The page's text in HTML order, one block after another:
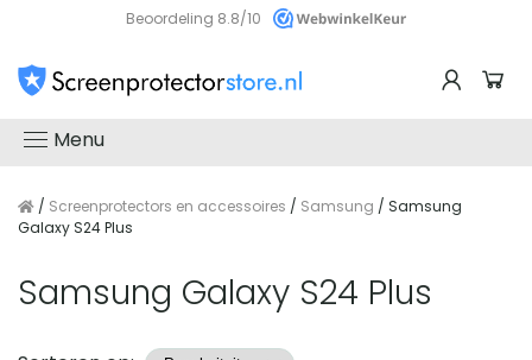
Beoordeling 8.8/10
Menu
/ Screenprotectors en accessoires / Samsung / Samsung
Galaxy S24 Plus
Samsung Galaxy S24 Plus